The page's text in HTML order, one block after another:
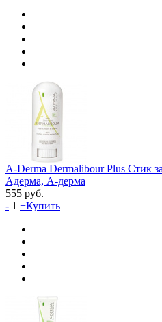
A-Derma Dermalibour Plus Стик
Адерма, А-дерма
555 руб.
- 1 +Купить